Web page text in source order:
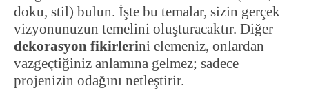
doku, stil) bulun. İşte bu temalar, sizin gerçek
vizyonunuzun temelini oluşturacaktır. Diğer
dekorasyon fikirlerini elemeniz, onlardan
vazgeçtiğiniz anlamına gelmez; sadece
projenizin odağını netleştirir.